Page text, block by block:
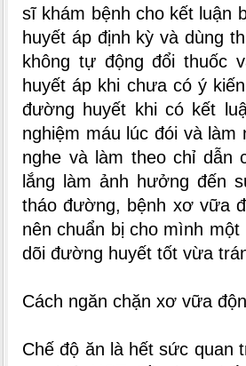
sĩ khám bệnh cho kết luận
huyết áp định kỳ và dùng
không tự động đổi thuốc
huyết áp khi chưa có ý
đường huyết khi có kết
nghiệm máu lúc đói và
nghe và làm theo chỉ dẫn
lắng làm ảnh hưởng đến
tháo đường, bệnh xơ vữa
nên chuẩn bị cho mình
dõi đường huyết tốt vừa
Cách ngăn chặn xơ vữa
Chế độ ăn là hết sức quan